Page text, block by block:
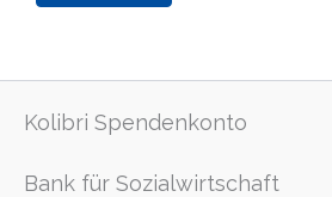
Kolibri Spendenkonto
Bank für Sozialwirtschaft